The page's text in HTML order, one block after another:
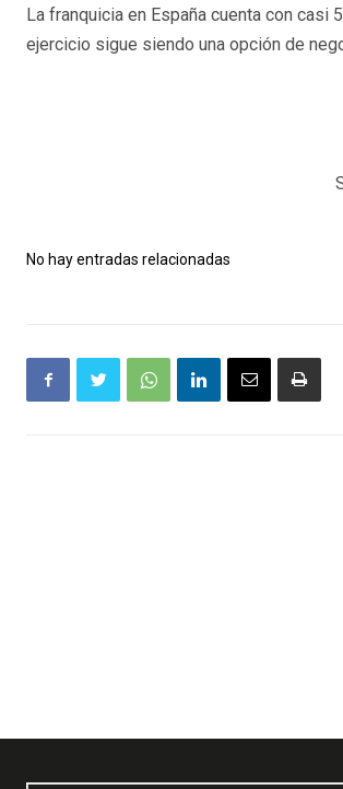
La franquicia en España cuenta con
ejercicio sigue siendo una opción de
No hay entradas relacionadas